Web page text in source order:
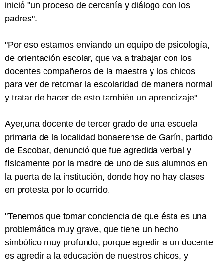
inició "un proceso de cercanía y diálogo con los
padres".
"Por eso estamos enviando un equipo de psicología,
de orientación escolar, que va a trabajar con los
docentes compañeros de la maestra y los chicos
para ver de retomar la escolaridad de manera normal
y tratar de hacer de esto también un aprendizaje".
Ayer,una docente de tercer grado de una escuela
primaria de la localidad bonaerense de Garín, partido
de Escobar, denunció que fue agredida verbal y
físicamente por la madre de uno de sus alumnos en
la puerta de la institución, donde hoy no hay clases
en protesta por lo ocurrido.
"Tenemos que tomar conciencia de que ésta es una
problemática muy grave, que tiene un hecho
simbólico muy profundo, porque agredir a un docente
es agredir a la educación de nuestros chicos, y